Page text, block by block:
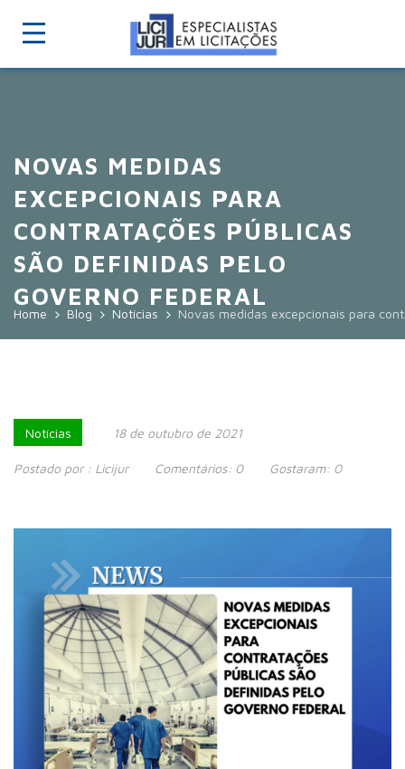
NOVAS MEDIDAS
EXCEPCIONAIS PARA
CONTRATAÇÕES PÚBLICAS
SÃO DEFINIDAS PELO
GOVERNO FEDERAL
Home Blog Notícias Novas medidas excepcionais para
Notícias 18 de outubro de 2021
Postado por : Licijur Comentários: 0 Gostaram: 0